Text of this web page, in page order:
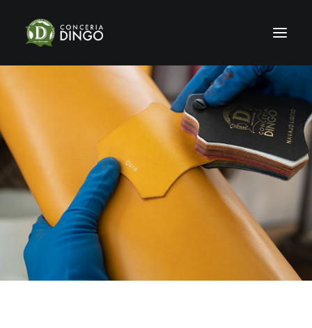
STORIA
PRODUZIONE
SHOWROOM
CERTIFICAZIONI
SOSTENIBILITÀ
GALLERY